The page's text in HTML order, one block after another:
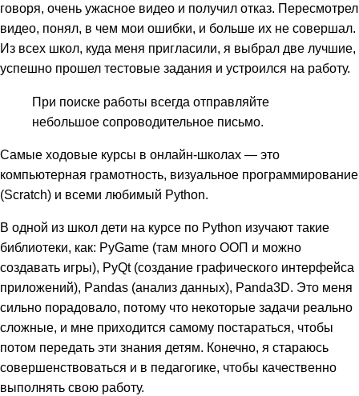
говоря, очень ужасное видео и получил отказ. Пересмотрел
видео, понял, в чем мои ошибки, и больше их не совершал.
Из всех школ, куда меня пригласили, я выбрал две лучшие,
успешно прошел тестовые задания и устроился на работу.
При поиске работы всегда отправляйте
небольшое сопроводительное письмо.
Самые ходовые курсы в онлайн-школах — это
компьютерная грамотность, визуальное программирование
(Scratch) и всеми любимый Python.
В одной из школ дети на курсе по Python изучают такие
библиотеки, как: PyGame (там много ООП и можно
создавать игры), PyQt (создание графического интерфейса
приложений), Pandas (анализ данных), Panda3D. Это меня
сильно порадовало, потому что некоторые задачи реально
сложные, и мне приходится самому постараться, чтобы
потом передать эти знания детям. Конечно, я стараюсь
совершенствоваться и в педагогике, чтобы качественно
выполнять свою работу.